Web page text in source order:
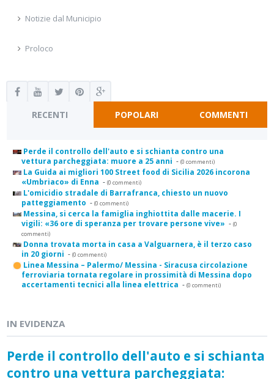
Notizie dal Municipio
Proloco
RECENTI POPOLARI COMMENTI
Perde il controllo dell'auto e si schianta contro una
vettura parcheggiata: muore a 25 anni - (0 commenti)
La Guida ai migliori 100 Street food di Sicilia 2026 incorona
«Umbriaco» di Enna - (0 commenti)
L'omicidio stradale di Barrafranca, chiesto un nuovo
patteggiamento - (0 commenti)
Messina, si cerca la famiglia inghiottita dalle macerie. I
vigili: «36 ore di speranza per trovare persone vive» - (0
commenti)
Donna trovata morta in casa a Valguarnera, è il terzo caso
in 20 giorni - (0 commenti)
Linea Messina – Palermo/ Messina - Siracusa circolazione
ferroviaria tornata regolare in prossimità di Messina dopo
accertamenti tecnici alla linea elettrica - (0 commenti)
IN EVIDENZA
Perde il controllo dell'auto e si schianta
contro una vettura parcheggiata: